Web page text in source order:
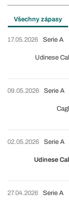
Všechny zápasy
17.05.2026
Udinese
Serie A
09.05.2026 Serie A
02.05.2026
Udinese
Serie A
27.04.2026 Serie A